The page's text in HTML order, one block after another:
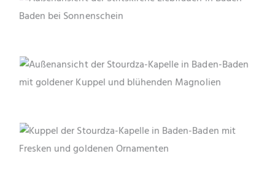
Die Stiftskirche Liebfrauen in Baden-Baden mit ihrer
barocken Turmhaube und gotischen Fenstern – ein
Die Stourdza-Kapelle in Baden-Baden präsentiert
sich im Frühling mit goldener Kuppel und
Magnolien.
Die aufwendig bemalte Kuppel der Stourdza-Kapelle
in Baden-Baden zeigt Heilige, biblische Szenen und